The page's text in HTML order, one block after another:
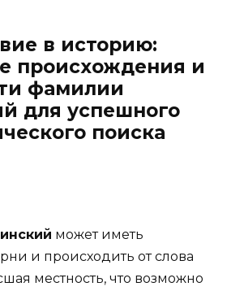
в историю:
происхождения и
фамилии
для успешного
поиска
может иметь
и происходить от слова
местность, что возможно